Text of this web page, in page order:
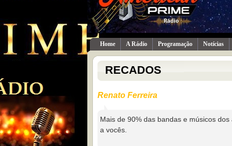
Home A Rádio Programação Notícias
RECADOS
Renato Ferreira
Mais de 90% das bandas e músicos
a vocês.